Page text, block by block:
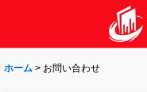
ホーム > お問い合わせ